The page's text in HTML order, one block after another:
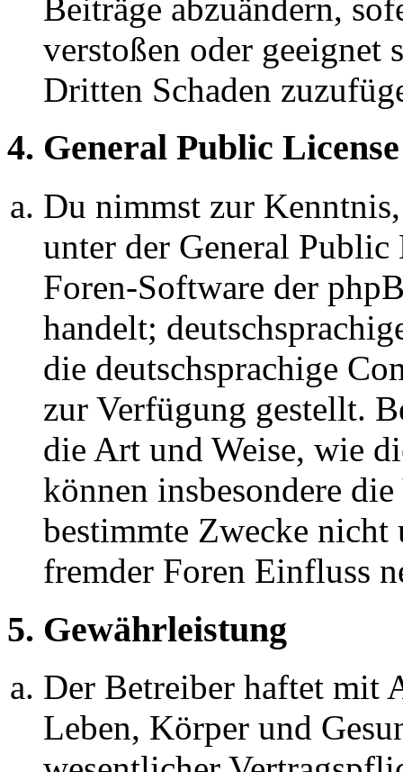
Beiträge abzuändern,
verstoßen oder geeignet
Dritten Schaden
4. General Public License
Du nimmst zur
unter der General
Foren-Software der
handelt;
die deutschsprachige
zur Verfügung gestellt.
die Art und Weise, wie
können insbesondere
bestimmte Zwecke nicht
fremder Foren Einfluss
5. Gewährleistung
Der Betreiber haftet mit
Leben, Körper und